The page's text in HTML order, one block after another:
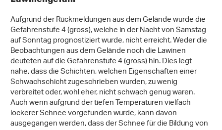
Aufgrund der Rückmeldungen aus dem Gelände wurde die
Gefahrenstufe 4 (gross), welche in der Nacht von Samstag
auf Sonntag prognostiziert wurde, nicht erreicht. Weder die
Beobachtungen aus dem Gelände noch die Lawinen
deuteten auf die Gefahrenstufe 4 (gross) hin. Dies legt
nahe, dass die Schichten, welchen Eigenschaften einer
Schwachschicht zugeschrieben wurden, zu wenig
verbreitet oder, wohl eher, nicht schwach genug waren.
Auch wenn aufgrund der tiefen Temperaturen vielfach
lockerer Schnee vorgefunden wurde, kann davon
ausgegangen werden, dass der Schnee für die Bildung von